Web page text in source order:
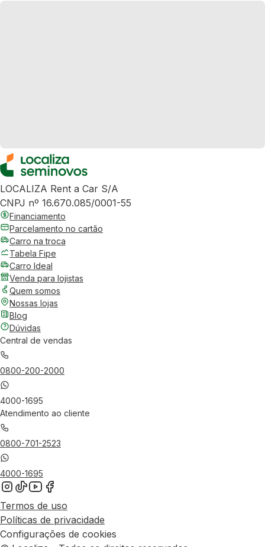
LOCALIZA Rent a Car S/A
CNPJ nº 16.670.085/0001-55
Financiamento
Parcelamento no cartão
Carro na troca
Tabela Fipe
Carro Ideal
Venda para lojistas
Quem somos
Nossas lojas
Blog
Dúvidas
Central de vendas
0800-200-2000
4000-1695
Atendimento ao cliente
0800-701-2523
4000-1695
Termos de uso
Políticas de privacidade
Configurações de cookies